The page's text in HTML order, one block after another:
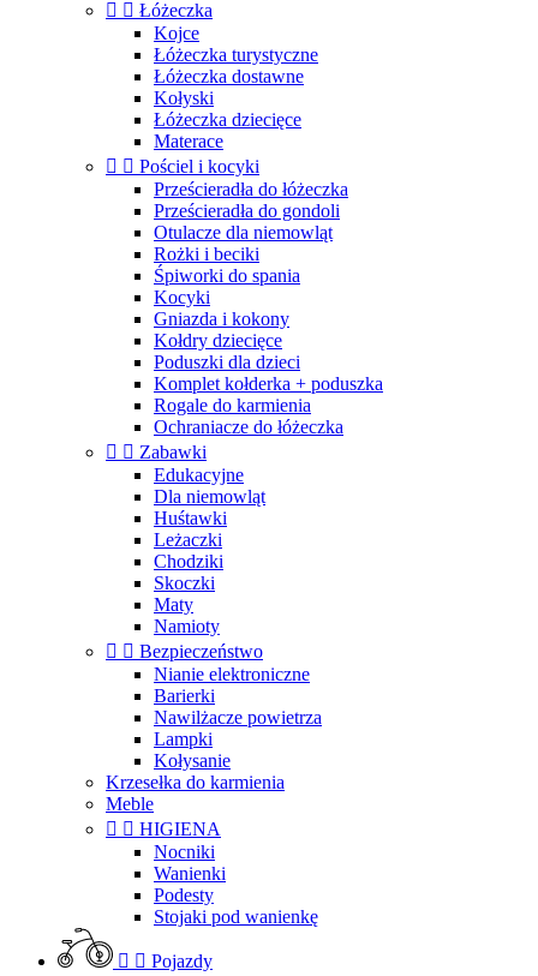
  Łóżeczka
Kojce
Łóżeczka turystyczne
Łóżeczka dostawne
Kołyski
Łóżeczka dziecięce
Materace
  Pościel i kocyki
Prześcieradła do łóżeczka
Prześcieradła do gondoli
Otulacze dla niemowląt
Rożki i beciki
Śpiworki do spania
Kocyki
Gniazda i kokony
Kołdry dziecięce
Poduszki dla dzieci
Komplet kołderka + poduszka
Rogale do karmienia
Ochraniacze do łóżeczka
  Zabawki
Edukacyjne
Dla niemowląt
Huśtawki
Leżaczki
Chodziki
Skoczki
Maty
Namioty
  Bezpieczeństwo
Nianie elektroniczne
Barierki
Nawilżacze powietrza
Lampki
Kołysanie
Krzesełka do karmienia
Meble
  HIGIENA
Nocniki
Wanienki
Podesty
Stojaki pod wanienkę
  Pojazdy